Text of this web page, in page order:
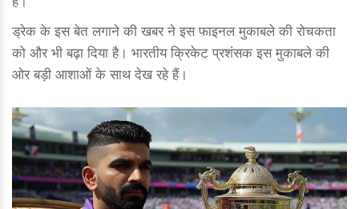
ड्रेक के इस बेत लगाने की खबर ने इस फाइनल मुकाबले की रोचकता
को और भी बढ़ा दिया है। भारतीय क्रिकेट प्रशंसक इस मुकाबले की
ओर बड़ी आशाओं के साथ देख रहे हैं।